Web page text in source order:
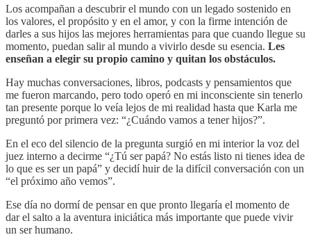
Los acompañan a descubrir el mundo con un legado sostenido en
los valores, el propósito y en el amor, y con la firme intención de
darles a sus hijos las mejores herramientas para que cuando llegue su
momento, puedan salir al mundo a vivirlo desde su esencia. Les
enseñan a elegir su propio camino y quitan los obstáculos.
Hay muchas conversaciones, libros, podcasts y pensamientos que
me fueron marcando, pero todo operó en mi inconsciente sin tenerlo
tan presente porque lo veía lejos de mi realidad hasta que Karla me
preguntó por primera vez: “¿Cuándo vamos a tener hijos?”.
En el eco del silencio de la pregunta surgió en mi interior la voz del
juez interno a decirme “¿Tú ser papá? No estás listo ni tienes idea de
lo que es ser un papá” y decidí huir de la difícil conversación con un
“el próximo año vemos”.
Ese día no dormí de pensar en que pronto llegaría el momento de
dar el salto a la aventura iniciática más importante que puede vivir
un ser humano.